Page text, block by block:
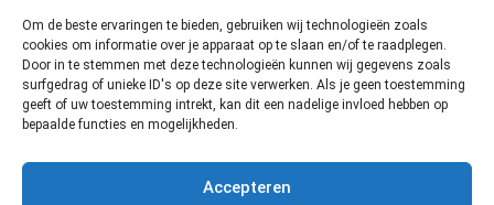
Om de beste ervaringen te bieden, gebruiken wij technologieën zoals
cookies om informatie over je apparaat op te slaan en/of te raadplegen.
Door in te stemmen met deze technologieën kunnen wij gegevens zoals
surfgedrag of unieke ID's op deze site verwerken. Als je geen toestemming
geeft of uw toestemming intrekt, kan dit een nadelige invloed hebben op
bepaalde functies en mogelijkheden.
Accepteren
Handig
Privacyverklaring
Cookie-instellingen
Cookiebeleid (EU)